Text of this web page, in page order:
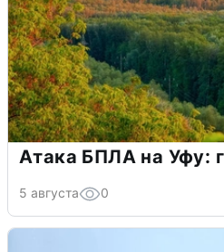
Атака БПЛА на Уфу:
5 августа 0